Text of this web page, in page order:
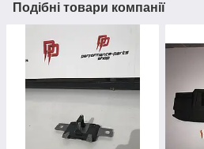
Подібні товари компанії